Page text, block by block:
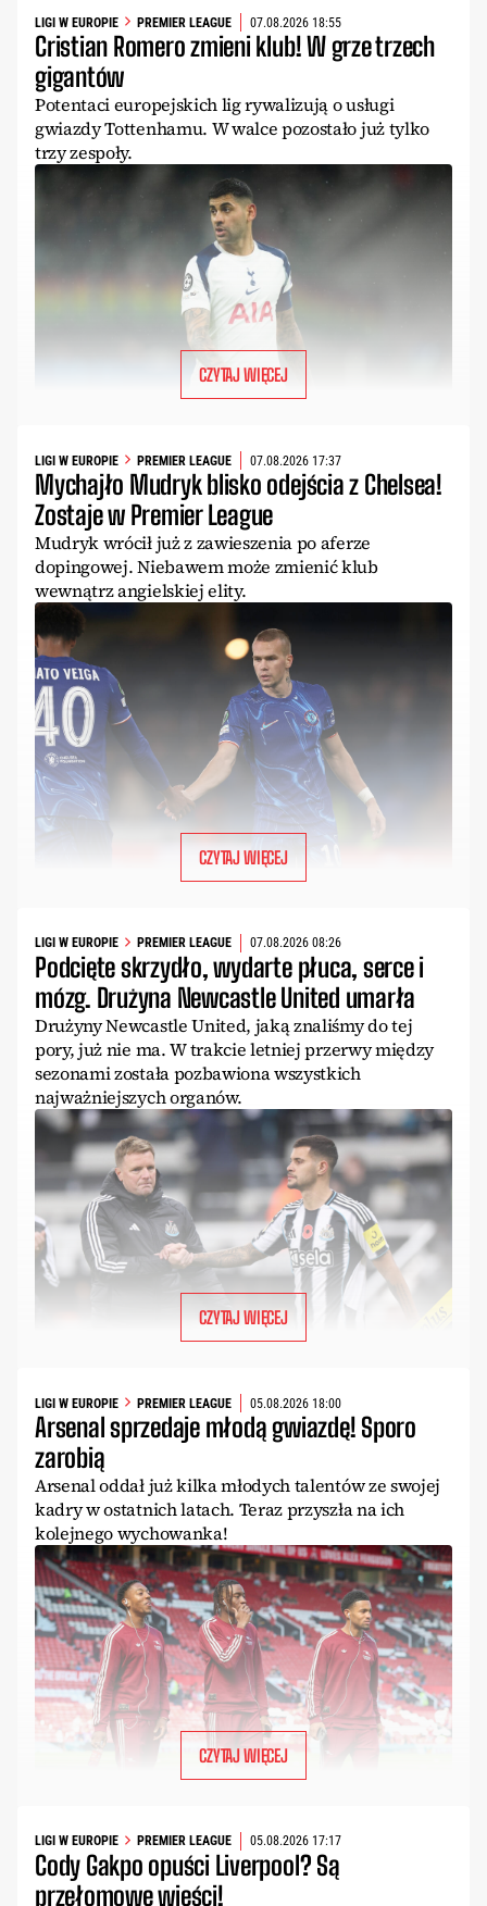
LIGI W EUROPIE PREMIER LEAGUE 07.08.2026 18:55
Cristian Romero zmieni klub! W grze trzech
gigantów
Potentaci europejskich lig rywalizują o usługi
gwiazdy Tottenhamu. W walce pozostało już tylko
trzy zespoły.
CZYTAJ WIĘCEJ
LIGI W EUROPIE PREMIER LEAGUE 07.08.2026 17:37
Mychajło Mudryk blisko odejścia z Chelsea!
Zostaje w Premier League
Mudryk wrócił już z zawieszenia po aferze
dopingowej. Niebawem może zmienić klub
wewnątrz angielskiej elity.
CZYTAJ WIĘCEJ
LIGI W EUROPIE PREMIER LEAGUE 07.08.2026 08:26
Podcięte skrzydło, wydarte płuca, serce i
mózg. Drużyna Newcastle United umarła
Drużyny Newcastle United, jaką znaliśmy do tej
pory, już nie ma. W trakcie letniej przerwy między
sezonami została pozbawiona wszystkich
najważniejszych organów.
CZYTAJ WIĘCEJ
LIGI W EUROPIE PREMIER LEAGUE 05.08.2026 18:00
Arsenal sprzedaje młodą gwiazdę! Sporo
zarobią
Arsenal oddał już kilka młodych talentów ze swojej
kadry w ostatnich latach. Teraz przyszła na ich
kolejnego wychowanka!
CZYTAJ WIĘCEJ
LIGI W EUROPIE PREMIER LEAGUE 05.08.2026 17:17
Cody Gakpo opuści Liverpool? Są
przełomowe wieści!